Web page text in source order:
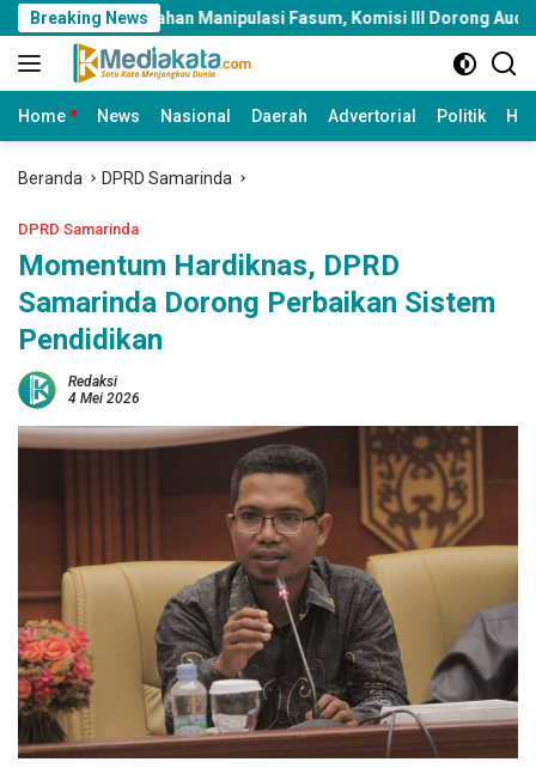
Langsung
ke
konten
Breaking NewsManipulasi Fasum, Komisi III Dorong Audit Massal dan
Home News Nasional Daerah Advertorial Politik
Beranda DPRD Samarinda
DPRD Samarinda
Momentum Hardiknas, DPRD
Samarinda Dorong Perbaikan Sistem
Pendidikan
Redaksi
4 Mei 2026